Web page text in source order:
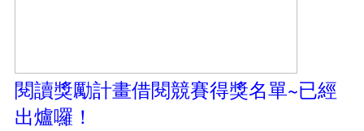
閱讀獎勵計畫借閱競賽得獎名單~已經
出爐囉！